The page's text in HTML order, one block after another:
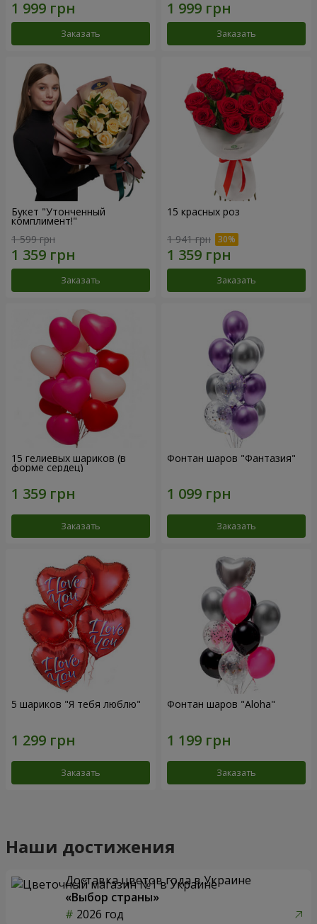
Заказать Заказать
Букет "Утонченный
комплимент!"
1 599 грн
Заказать
15 красных роз
1 941 грн
Заказать
15 гелиевых шариков (в
форме сердец)
Заказать
Фонтан шаров "Фантазия"
Заказать
5 шариков "Я тебя люблю"
Заказать
Фонтан шаров "Aloha"
Заказать
Наши достижения
Доставка цветов года в Украине
«Выбор страны»
2026 год